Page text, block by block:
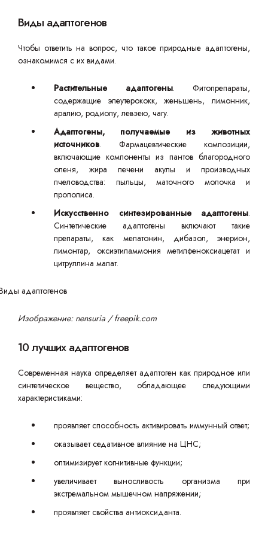
Виды адаптогенов
Чтобы ответить на вопрос, что такое природные адаптогены,
ознакомимся с их видами.
Растительные адаптогены. Фитопрепараты,
содержащие элеутерококк, женьшень, лимонник,
аралию, родиолу, левзею, чагу.
Адаптогены, получаемые из животных
источников. Фармацевтические композиции,
включающие компоненты из пантов благородного
оленя, жира печени акулы и производных
пчеловодства: пыльцы, маточного молочка и
прополиса.
Искусственно синтезированные адаптогены.
Синтетические адаптогены включают такие
препараты, как мелатонин, дибазол, энерион,
лимонтар, оксиэтиламмония метилфеноксиацетат и
цитруллина малат.
Изображение: nensuria / freepik.com
10 лучших адаптогенов
Современная наука определяет адаптоген как природное или
синтетическое вещество, обладающее следующими
характеристиками:
проявляет способность активировать иммунный ответ;
оказывает седативное влияние на ЦНС;
оптимизирует когнитивные функции;
увеличивает выносливость организма при
экстремальном мышечном напряжении;
проявляет свойства антиоксиданта.